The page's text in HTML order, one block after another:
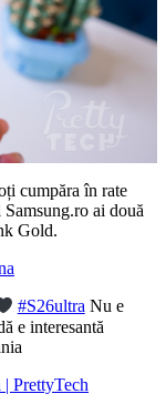
cumpăra în rate
ai două
Gold.
#S26ultraNu e
e interesantă
PrettyTech